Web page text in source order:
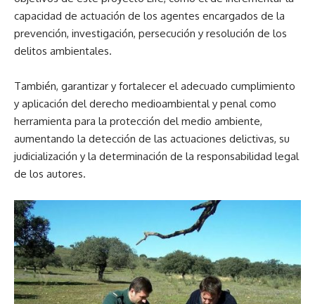
capacidad de actuación de los agentes encargados de la
prevención, investigación, persecución y resolución de los
delitos ambientales.
También, garantizar y fortalecer el adecuado cumplimiento
y aplicación del derecho medioambiental y penal como
herramienta para la protección del medio ambiente,
aumentando la detección de las actuaciones delictivas, su
judicialización y la determinación de la responsabilidad legal
de los autores.